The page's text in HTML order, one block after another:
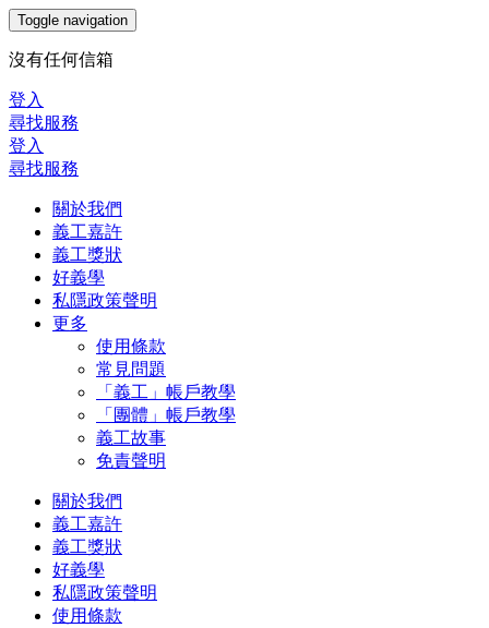
Toggle navigation
沒有任何信箱
登入
尋找服務
登入
尋找服務
關於我們
義工嘉許
義工獎狀
好義學
私隱政策聲明
更多
使用條款
常見問題
「義工」帳戶教學
「團體」帳戶教學
義工故事
免責聲明
關於我們
義工嘉許
義工獎狀
好義學
私隱政策聲明
使用條款